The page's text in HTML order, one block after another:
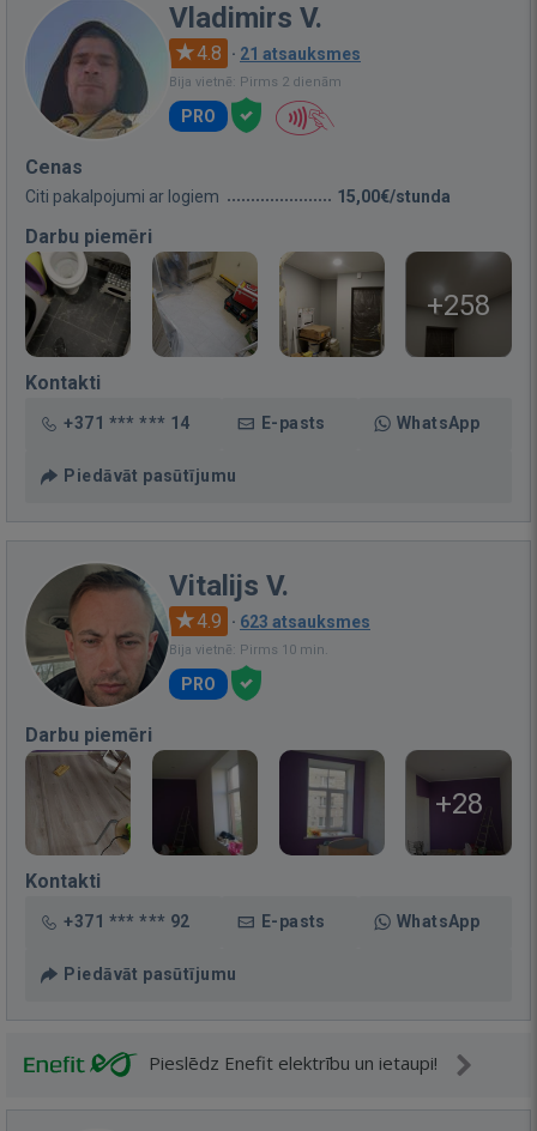
Vladimirs V.
4.8 · 21 atsauksmes
Bija vietnē: Pirms 2 dienām
PRO
Cenas
Citi pakalpojumi ar logiem 15,00€/stunda
Darbu piemēri
+258
Kontakti
+371 *** *** 14 E-pasts WhatsApp
Piedāvāt pasūtījumu
Vitalijs V.
4.9 · 623 atsauksmes
Bija vietnē: Pirms 10 min.
PRO
Darbu piemēri
+28
Kontakti
+371 *** *** 92 E-pasts WhatsApp
Piedāvāt pasūtījumu
Pieslēdz Enefit elektrību un ietaupi!